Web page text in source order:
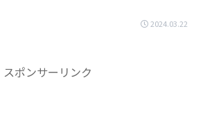
2024.03.22
スポンサーリンク